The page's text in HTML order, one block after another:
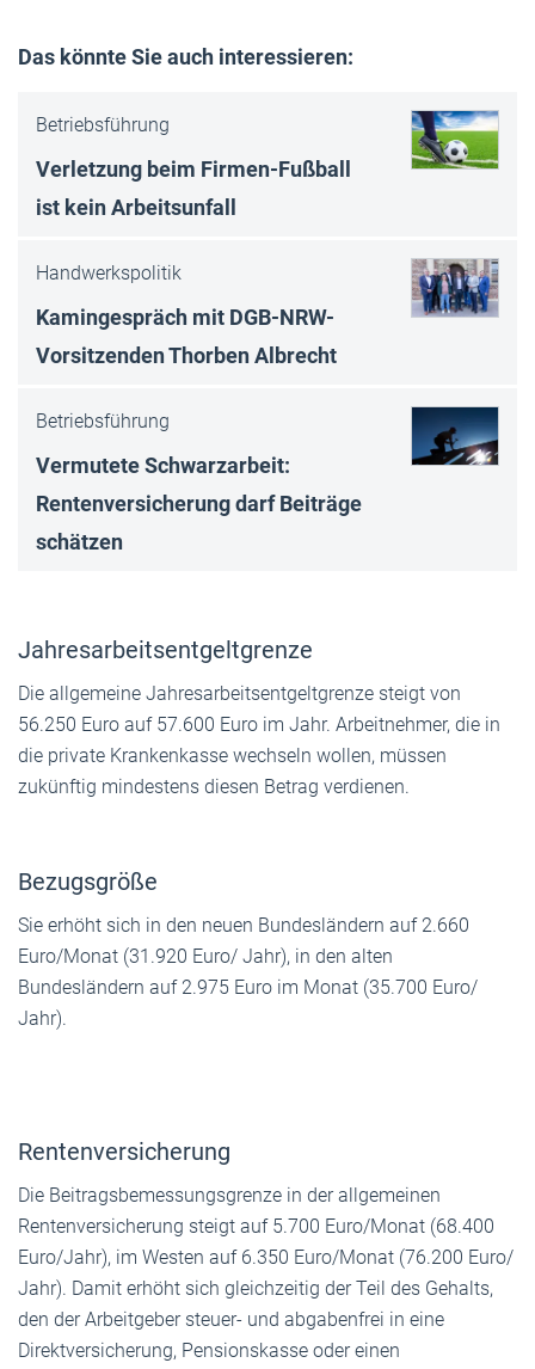
Das könnte Sie auch interessieren:
Betriebsführung
Verletzung beim Firmen-Fußball
ist kein Arbeitsunfall
Handwerkspolitik
Kamingespräch mit DGB-NRW-
Vorsitzenden Thorben Albrecht
Betriebsführung
Vermutete Schwarzarbeit:
Rentenversicherung darf Beiträge
schätzen
Jahresarbeitsentgeltgrenze
Die allgemeine Jahresarbeitsentgeltgrenze steigt von
56.250 Euro auf 57.600 Euro im Jahr. Arbeitnehmer, die in
die private Krankenkasse wechseln wollen, müssen
zukünftig mindestens diesen Betrag verdienen.
Bezugsgröße
Sie erhöht sich in den neuen Bundesländern auf 2.660
Euro/Monat (31.920 Euro/ Jahr), in den alten
Bundesländern auf 2.975 Euro im Monat (35.700 Euro/
Jahr).
Rentenversicherung
Die Beitragsbemessungsgrenze in der allgemeinen
Rentenversicherung steigt auf 5.700 Euro/Monat (68.400
Euro/Jahr), im Westen auf 6.350 Euro/Monat (76.200 Euro/
Jahr). Damit erhöht sich gleichzeitig der Teil des Gehalts,
den der Arbeitgeber steuer- und abgabenfrei in eine
Direktversicherung, Pensionskasse oder einen